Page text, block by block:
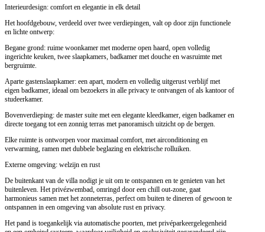
Interieurdesign: comfort en elegantie in elk detail
Het hoofdgebouw, verdeeld over twee verdiepingen, valt op door zijn functionele
en lichte ontwerp:
Begane grond: ruime woonkamer met moderne open haard, open volledig
ingerichte keuken, twee slaapkamers, badkamer met douche en wasruimte met
bergruimte.
Aparte gastenslaapkamer: een apart, modern en volledig uitgerust verblijf met
eigen badkamer, ideaal om bezoekers in alle privacy te ontvangen of als kantoor of
studeerkamer.
Bovenverdieping: de master suite met een elegante kleedkamer, eigen badkamer en
directe toegang tot een zonnig terras met panoramisch uitzicht op de bergen.
Elke ruimte is ontworpen voor maximaal comfort, met airconditioning en
verwarming, ramen met dubbele beglazing en elektrische rolluiken.
Externe omgeving: welzijn en rust
De buitenkant van de villa nodigt je uit om te ontspannen en te genieten van het
buitenleven. Het privézwembad, omringd door een chill out-zone, gaat
harmonieus samen met het zonneterras, perfect om buiten te dineren of gewoon te
ontspannen in een omgeving van absolute rust en privacy.
Het pand is toegankelijk via automatische poorten, met privéparkeergelegenheid